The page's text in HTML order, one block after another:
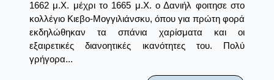
1662 μ.Χ. μέχρι το 1665 μ.Χ. ο Δανιήλ φοιτησε στο
κολλέγιο Κιεβο-Μογγιλιάνσκυ, όπου για πρώτη φορά
εκδηλώθηκαν τα σπάνια χαρίσματα και οι
εξαιρετικές διανοητικές ικανότητες του. Πολύ
γρήγορα...